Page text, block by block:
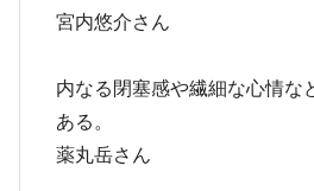
宮内悠介さん
内なる閉塞感や繊細な心情な
ある。
薬丸岳さん